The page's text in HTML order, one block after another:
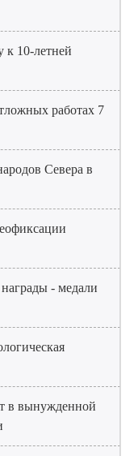
к 10-летней
работах 7
Севера в
- медали
в вынужденной